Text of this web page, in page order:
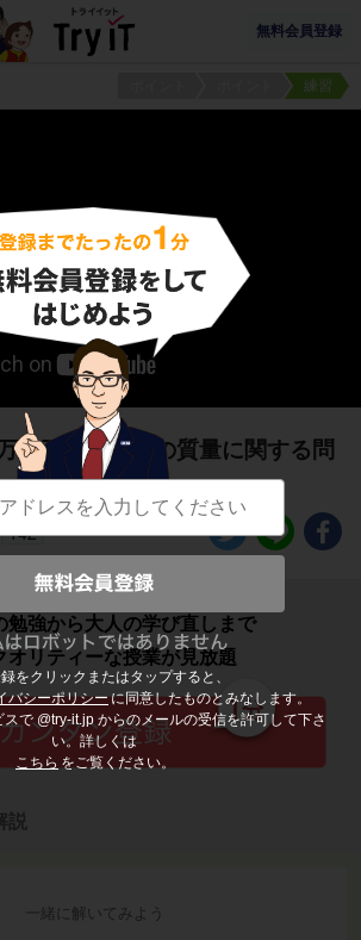
無料会員登録
をクリックまたはタップすると、
バシーポリシーに同意したものとみなします。
で @try-it.jp からのメールの受信を許可して下さ
い。詳しくは
こちら をご覧ください。
練習
有引力・地球の質量に関する問
142
勉強から大人の学び直しまで
オリティーな授業が見放題
説
一緒に解いてみよう